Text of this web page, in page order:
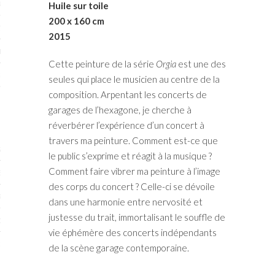
2017
PARISARTISTES # 2016
Huile sur toile
200 x 160 cm
2015
Cette peinture de la série Orgia est une des
seules qui place le musicien au centre de la
composition. Arpentant les concerts de
garages de l’hexagone, je cherche à
réverbérer l’expérience d’un concert à
travers ma peinture. Comment est-ce que
le public s’exprime et réagit à la musique ?
Comment faire vibrer ma peinture à l’image
des corps du concert ? Celle-ci se dévoile
dans une harmonie entre nervosité et
justesse du trait, immortalisant le souffle de
vie éphémère des concerts indépendants
de la scène garage contemporaine.